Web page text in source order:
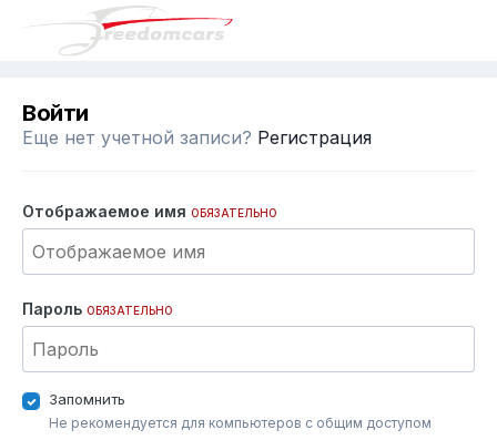
Войти
Еще нет учетной записи? Регистрация
Отображаемое имя ОБЯЗАТЕЛЬНО
Пароль ОБЯЗАТЕЛЬНО
Запомнить
Не рекомендуется для компьютеров с общим доступом